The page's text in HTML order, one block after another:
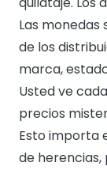
Las
de los
marca,
Usted ve
precios
Esto importa
de